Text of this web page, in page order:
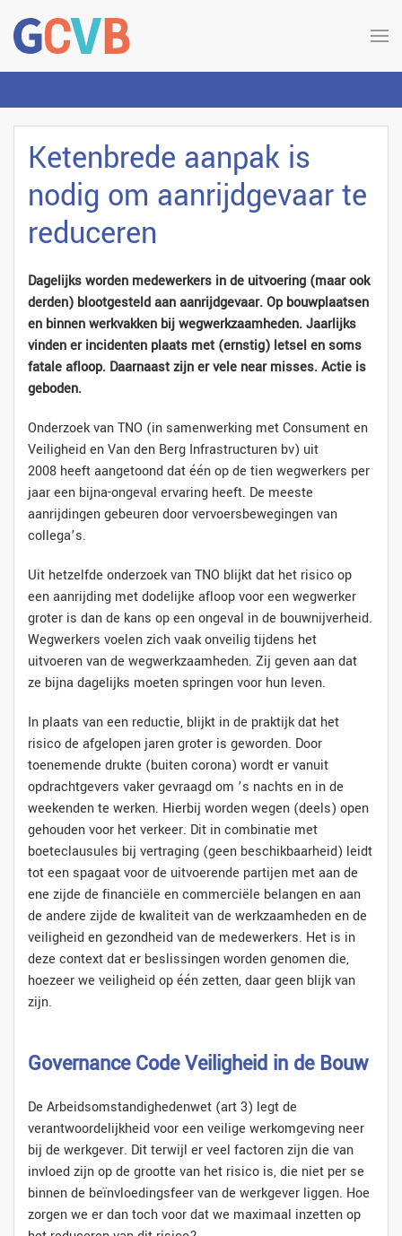
Ketenbrede aanpak is
nodig om aanrijdgevaar te
reduceren
Dagelijks worden medewerkers in de uitvoering (maar ook
derden) blootgesteld aan aanrijdgevaar. Op bouwplaatsen
en binnen werkvakken bij wegwerkzaamheden. Jaarlijks
vinden er incidenten plaats met (ernstig) letsel en soms
fatale afloop. Daarnaast zijn er vele near misses. Actie is
geboden.
Onderzoek van TNO (in samenwerking met Consument en
Veiligheid en Van den Berg Infrastructuren bv) uit
2008 heeft aangetoond dat één op de tien wegwerkers per
jaar een bijna-ongeval ervaring heeft. De meeste
aanrijdingen gebeuren door vervoersbewegingen van
collega’s.
Uit hetzelfde onderzoek van TNO blijkt dat het risico op
een aanrijding met dodelijke afloop voor een wegwerker
groter is dan de kans op een ongeval in de bouwnijverheid.
Wegwerkers voelen zich vaak onveilig tijdens het
uitvoeren van de wegwerkzaamheden. Zij geven aan dat
ze bijna dagelijks moeten springen voor hun leven.
In plaats van een reductie, blijkt in de praktijk dat het
risico de afgelopen jaren groter is geworden. Door
toenemende drukte (buiten corona) wordt er vanuit
opdrachtgevers vaker gevraagd om ’s nachts en in de
weekenden te werken. Hierbij worden wegen (deels) open
gehouden voor het verkeer. Dit in combinatie met
boeteclausules bij vertraging (geen beschikbaarheid) leidt
tot een spagaat voor de uitvoerende partijen met aan de
ene zijde de financiële en commerciële belangen en aan
de andere zijde de kwaliteit van de werkzaamheden en de
veiligheid en gezondheid van de medewerkers. Het is in
deze context dat er beslissingen worden genomen die,
hoezeer we veiligheid op één zetten, daar geen blijk van
zijn.
Governance Code Veiligheid in de Bouw
De Arbeidsomstandighedenwet (art 3) legt de
verantwoordelijkheid voor een veilige werkomgeving neer
bij de werkgever. Dit terwijl er veel factoren zijn die van
invloed zijn op de grootte van het risico is, die niet per se
binnen de beïnvloedingsfeer van de werkgever liggen. Hoe
zorgen we er dan toch voor dat we maximaal inzetten op